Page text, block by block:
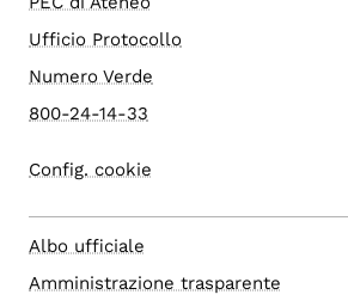
Ufficio Protocollo
Numero Verde
800-24-14-33
Config. cookie
Albo ufficiale
Amministrazione trasparente